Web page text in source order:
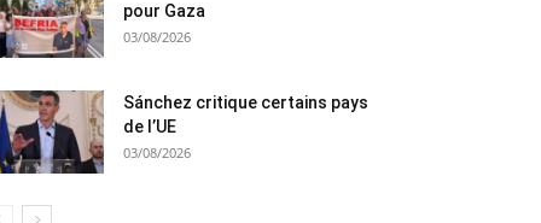
pour Gaza
03/08/2026
Sánchez critique certains pays
de l’UE
03/08/2026